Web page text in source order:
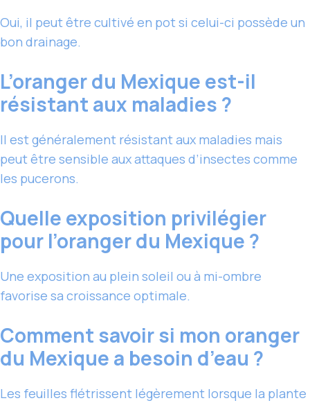
Oui, il peut être cultivé en pot si celui-ci possède un
bon drainage.
L’oranger du Mexique est-il
résistant aux maladies ?
Il est généralement résistant aux maladies mais
peut être sensible aux attaques d’insectes comme
les pucerons.
Quelle exposition privilégier
pour l’oranger du Mexique ?
Une exposition au plein soleil ou à mi-ombre
favorise sa croissance optimale.
Comment savoir si mon oranger
du Mexique a besoin d’eau ?
Les feuilles flétrissent légèrement lorsque la plante